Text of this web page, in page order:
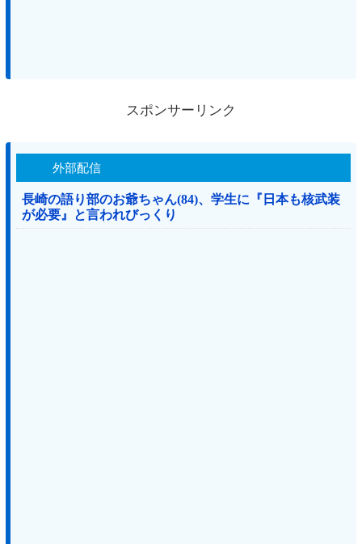
スポンサーリンク
外部配信
長崎の語り部のお爺ちゃん(84)、学生に『日本も核武装
が必要』と言われびっくり